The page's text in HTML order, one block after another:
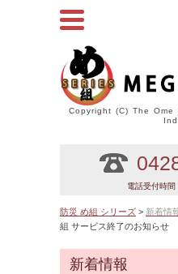
Copyright (C) The Ome
電話受付時
防災 め組 シリーズ > 新着情
組 サービス終了のお知らせ
新着情報